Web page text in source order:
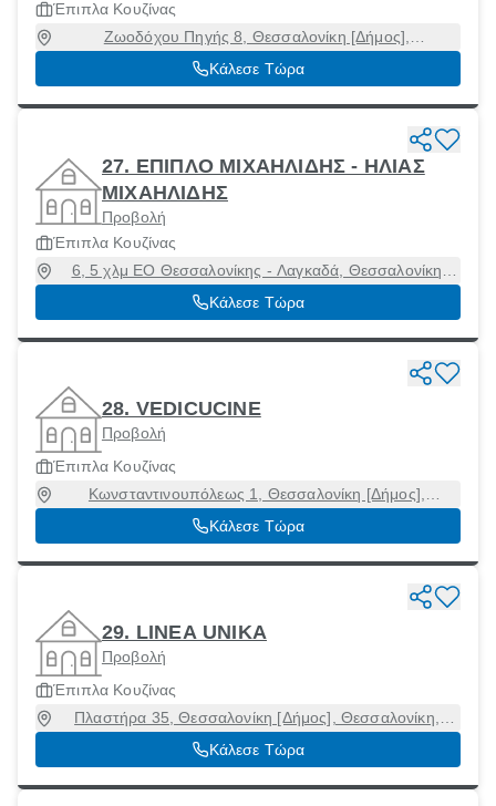
Έπιπλα Κουζίνας
Ζωοδόχου Πηγής 8, Θεσσαλονίκη [Δήμος],
Θεσσαλονίκη, 54636
Κάλεσε Τώρα
27. ΕΠΙΠΛΟ ΜΙΧΑΗΛΙΔΗΣ - ΗΛΙΑΣ
ΜΙΧΑΗΛΙΔΗΣ
Προβολή
Έπιπλα Κουζίνας
6, 5 χλμ ΕΟ Θεσσαλονίκης - Λαγκαδά, Θεσσαλονίκη
[Δήμος], Θεσσαλονίκη, 54629
Κάλεσε Τώρα
28. VEDICUCINE
Προβολή
Έπιπλα Κουζίνας
Κωνσταντινουπόλεως 1, Θεσσαλονίκη [Δήμος],
Θεσσαλονίκη
Κάλεσε Τώρα
29. LINEA UNIKA
Προβολή
Έπιπλα Κουζίνας
Πλαστήρα 35, Θεσσαλονίκη [Δήμος], Θεσσαλονίκη,
54250
Κάλεσε Τώρα